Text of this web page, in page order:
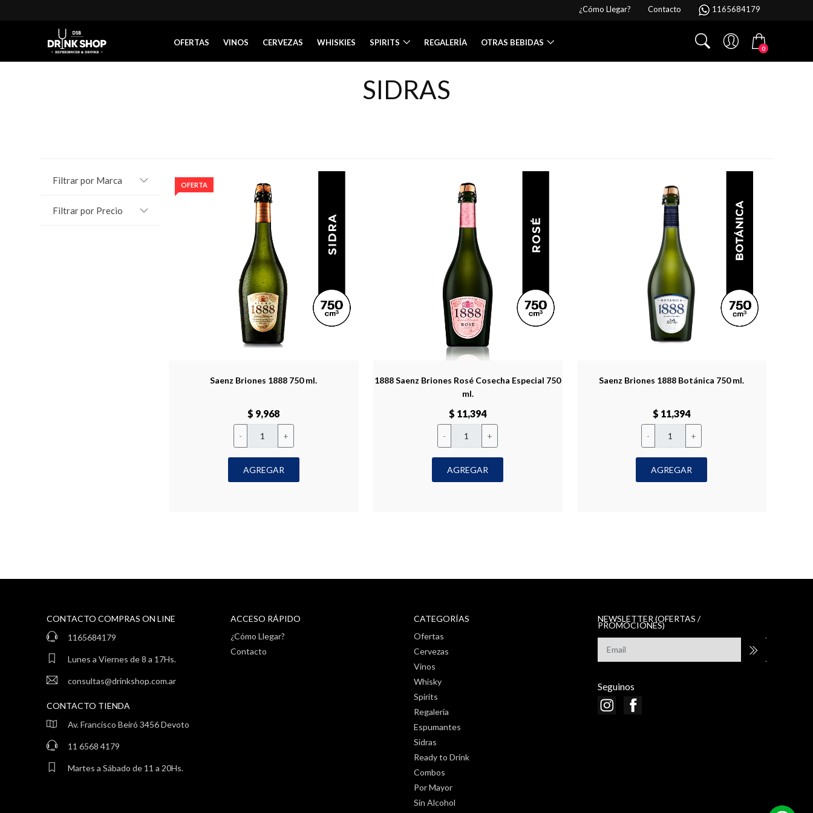
¿Cómo Llegar? Contacto 1165684179
OFERTAS VINOS CERVEZAS WHISKIES SPIRITS REGALERÍA OTRAS BEBIDAS
0
SIDRAS
Filtrar por Marca
Filtrar por Precio
OFERTA
Saenz Briones 1888 750 ml.
$ 9,968
- +
AGREGAR
1888 Saenz Briones Rosé Cosecha Especial 750
ml.
$ 11,394
- +
AGREGAR
Saenz Briones 1888 Botánica 750 ml.
$ 11,394
- +
AGREGAR
CONTACTO COMPRAS ON LINE
1165684179
Lunes a Viernes de 8 a 17Hs.
consultas@drinkshop.com.ar
CONTACTO TIENDA
Av. Francisco Beiró 3456 Devoto
11 6568 4179
Martes a Sábado de 11 a 20Hs.
ACCESO RÁPIDO
¿Cómo Llegar?
Contacto
CATEGORÍAS
Ofertas
Cervezas
Vinos
Whisky
Spirits
Regalería
Espumantes
Sidras
Ready to Drink
Combos
Por Mayor
Sin Alcohol
NEWSLETTER (OFERTAS /
PROMOCIONES)
Seguinos